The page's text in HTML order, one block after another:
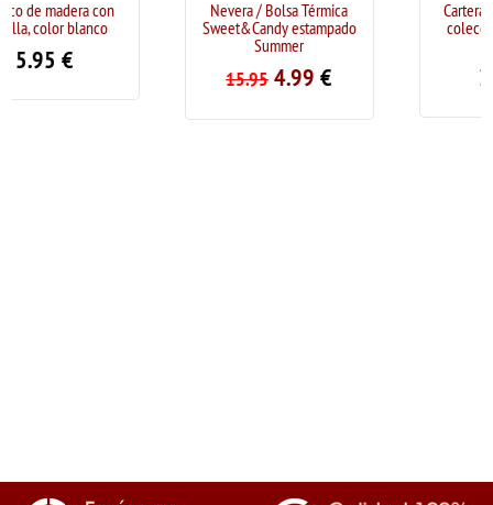
Nevera / Bolsa Térmica
Sweet&Candy estampado
Cartera de piel El Potro,
colección Roma (Color